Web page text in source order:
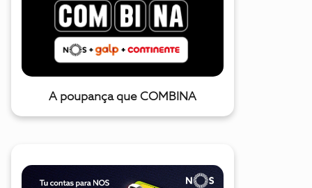
A poupança que COMBINA